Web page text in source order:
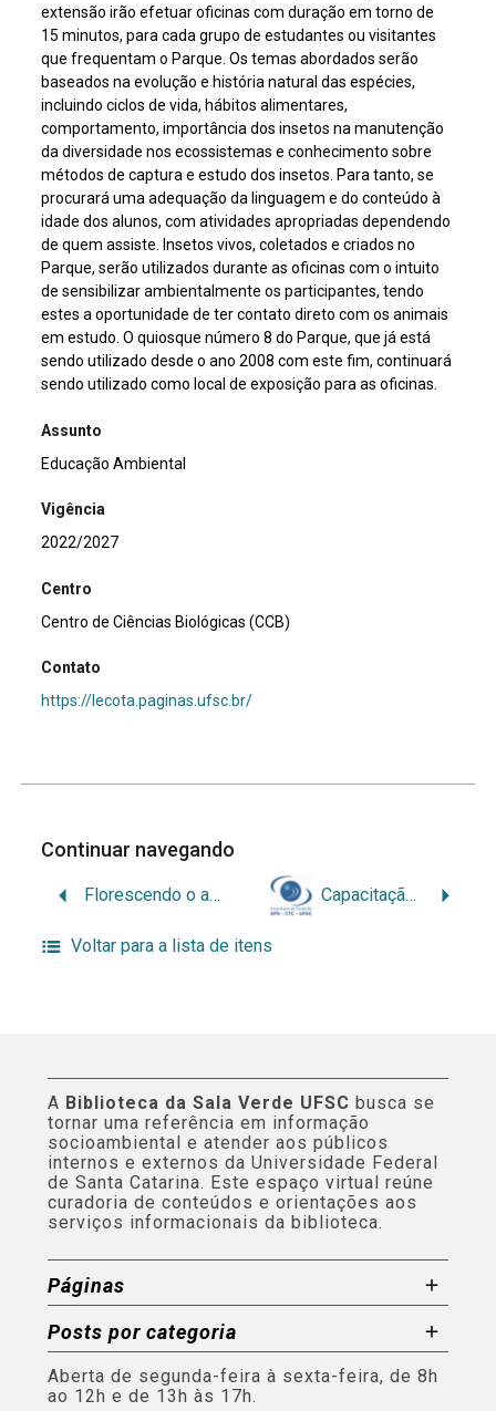
extensão irão efetuar oficinas com duração em torno de
15 minutos, para cada grupo de estudantes ou visitantes
que frequentam o Parque. Os temas abordados serão
baseados na evolução e história natural das espécies,
incluindo ciclos de vida, hábitos alimentares,
comportamento, importância dos insetos na manutenção
da diversidade nos ecossistemas e conhecimento sobre
métodos de captura e estudo dos insetos. Para tanto, se
procurará uma adequação da linguagem e do conteúdo à
idade dos alunos, com atividades apropriadas dependendo
de quem assiste. Insetos vivos, coletados e criados no
Parque, serão utilizados durante as oficinas com o intuito
de sensibilizar ambientalmente os participantes, tendo
estes a oportunidade de ter contato direto com os animais
em estudo. O quiosque número 8 do Parque, que já está
sendo utilizado desde o ano 2008 com este fim, continuará
sendo utilizado como local de exposição para as oficinas.
Assunto
Educação Ambiental
Vigência
2022/2027
Centro
Centro de Ciências Biológicas (CCB)
Contato
https://lecota.paginas.ufsc.br/
Continuar navegando
Florescendo o amanhã Capacitação e Treinamentos na área de Gestão Ambiental, da Qualidade, Sustentabilidade e Economia Circular
Voltar para a lista de itens
A Biblioteca da Sala Verde UFSC busca se
tornar uma referência em informação
socioambiental e atender aos públicos
internos e externos da Universidade Federal
de Santa Catarina. Este espaço virtual reúne
curadoria de conteúdos e orientações aos
serviços informacionais da biblioteca.
Páginas
Posts por categoria
Aberta de segunda-feira à sexta-feira, de 8h
ao 12h e de 13h às 17h.